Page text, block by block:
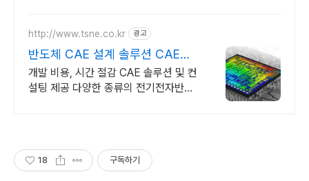
http://www.tsne.co.kr 광고
반도체 CAE 설계 솔루션 CAE전
문기업태성에스엔이
개발 비용, 시간 절감 CAE 솔루션 및 컨
설팅 제공 다양한 종류의 전기전자반도
18 구독하기